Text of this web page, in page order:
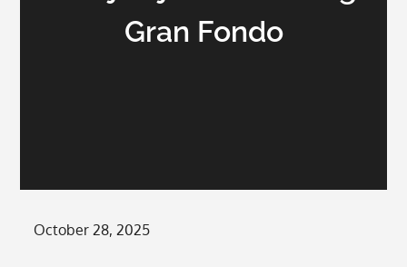
Gran Fondo
Posted
October 28, 2025